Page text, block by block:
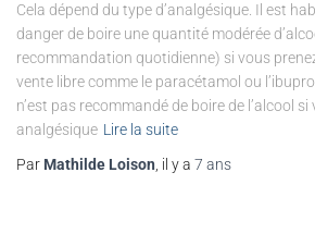
Cela dépend du type d’analgésique. Il est
danger de boire une quantité modérée
recommandation quotidienne) si vous
vente libre comme le paracétamol ou
n’est pas recommandé de boire de l’alcool
analgésique Lire la suite
Par Mathilde Loison , il y a 7 ans